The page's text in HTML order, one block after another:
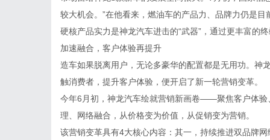
较大机会。”在他看来，燃油车的产品力、品牌力仍是目
硬核产品实力是神龙汽车进击的“武器”，通过更丰富的
加速融合，客户体验再提升
造车如果脱离用户，无论多豪华的配置都是无用功。神
触消费者，提升客户体验，便开启了新一轮营销变革。
今年6月初，神龙汽车绘就营销新画卷——聚焦客户体
理、网络融合，从价格变为价值，从促销变为营销。
该营销变革具有4大核心内容：其一，持续推进双品牌